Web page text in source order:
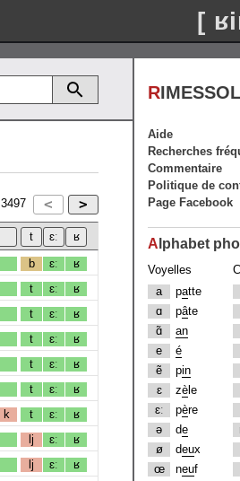
[
3497
b ɛː ʁ
t ɛː ʁ
t ɛː ʁ
t ɛː ʁ
t ɛː ʁ
t ɛː ʁ
k t ɛː ʁ
lj ɛː ʁ
lj ɛː ʁ
R
Aide
Recherches
Commentaire
Politique de
Page Facebook
A lphabet
Voyelles
a
patte
ɑ
pâte
ɑ̃
an
e
é
ẽ
pin
ɛ
zè le
ɛː
père
ə
de
ø
deux
œ
neuf